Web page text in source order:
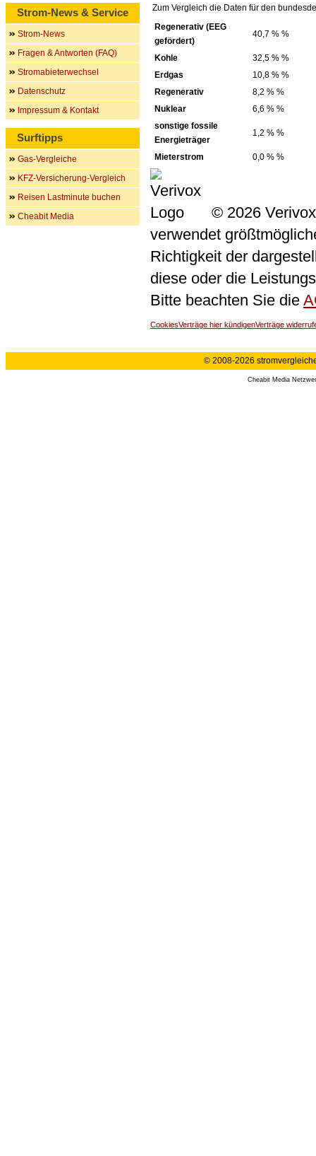
Zum Vergleich die Daten für den
Regenerativ (EEG
gefördert)
40,7 % %
Kohle
32,5 % %
Erdgas
10,8 % %
Regenerativ
8,2 % %
Nuklear
6,6 % %
sonstige fossile
Energieträger
1,2 % %
Mieterstrom 0,0 % %
© 2026
verwendet
Richtigkeit der
diese oder die
Bitte beachten Sie die
CookiesVerträge hier kündigenVerträge
Strom-News & Service
Strom-News
Fragen & Antworten (FAQ)
Stromabieterwechsel
Datenschutz
Impressum & Kontakt
Surftipps
Gas-Vergleiche
KFZ-Versicherung-Vergleich
Reisen Lastminute buchen
Cheabit Media
© 2008-2026
Cheabit Media